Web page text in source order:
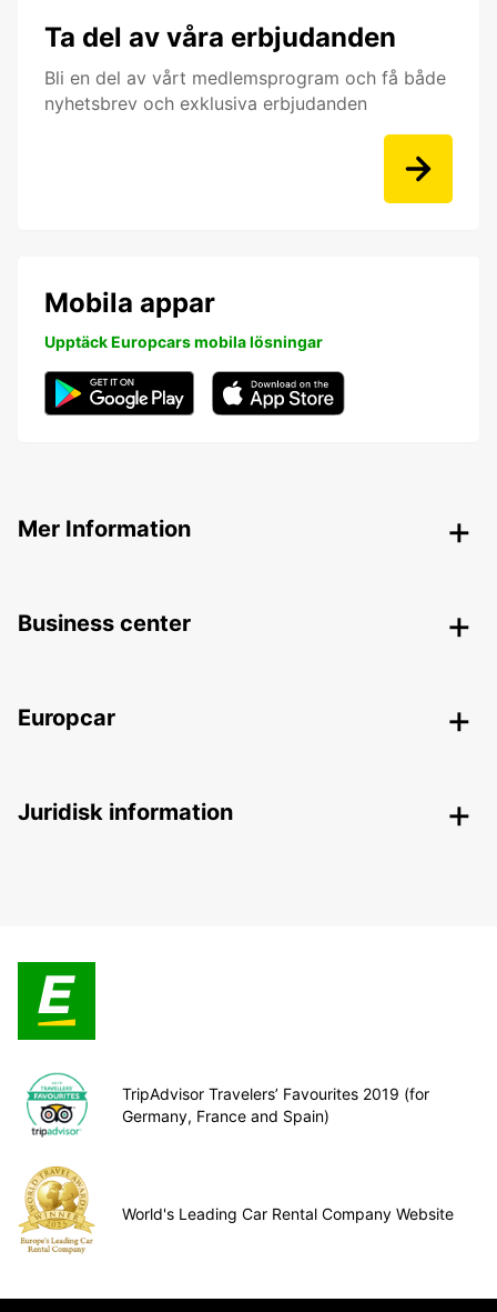
Ta del av våra erbjudanden
Bli en del av vårt medlemsprogram och få både
nyhetsbrev och exklusiva erbjudanden
Mobila appar
Upptäck Europcars mobila lösningar
Mer Information
Business center
Europcar
Juridisk information
TripAdvisor Travelers’ Favourites 2019 (for
Germany, France and Spain)
World's Leading Car Rental Company Website